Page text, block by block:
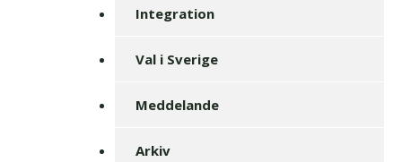
Integration
Val i Sverige
Meddelande
Arkiv